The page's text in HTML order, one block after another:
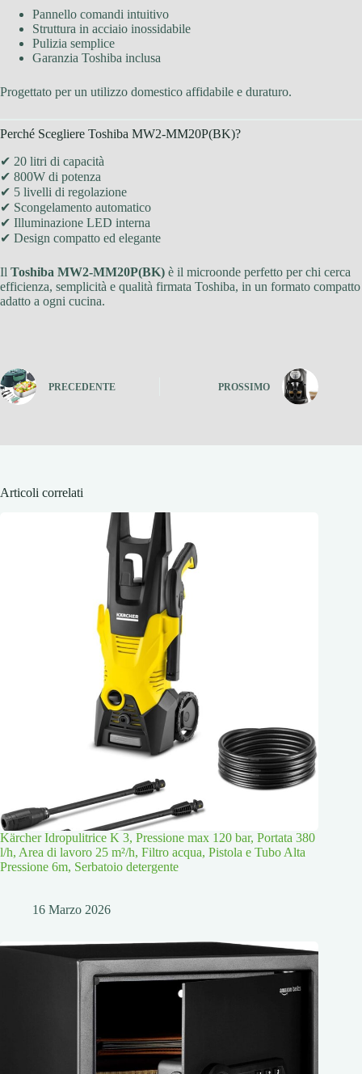
Pannello comandi intuitivo
Struttura in acciaio inossidabile
Pulizia semplice
Garanzia Toshiba inclusa
Progettato per un utilizzo domestico affidabile e duraturo.
Perché Scegliere Toshiba MW2-MM20P(BK)?
✔ 20 litri di capacità
✔ 800W di potenza
✔ 5 livelli di regolazione
✔ Scongelamento automatico
✔ Illuminazione LED interna
✔ Design compatto ed elegante
Il Toshiba MW2-MM20P(BK) è il microonde perfetto per chi cerca
efficienza, semplicità e qualità firmata Toshiba, in un formato compatto
adatto a ogni cucina.
PRECEDENTE PROSSIMO
Articoli correlati
Kärcher Idropulitrice K 3, Pressione max 120 bar, Portata 380
l/h, Area di lavoro 25 m²/h, Filtro acqua, Pistola e Tubo Alta
Pressione 6m, Serbatoio detergente
16 Marzo 2026